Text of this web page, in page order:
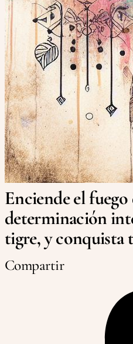
Enciende el
determinación
tigre, y conquista
Compartir